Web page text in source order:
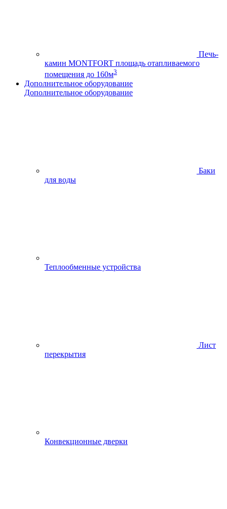
Печь-
камин MONTFORT площадь отапливаемого
помещения до 160м3
Дополнительное оборудование
Дополнительное оборудование
Баки
для воды
Теплообменные устройства
Лист
перекрытия
Конвекционные дверки